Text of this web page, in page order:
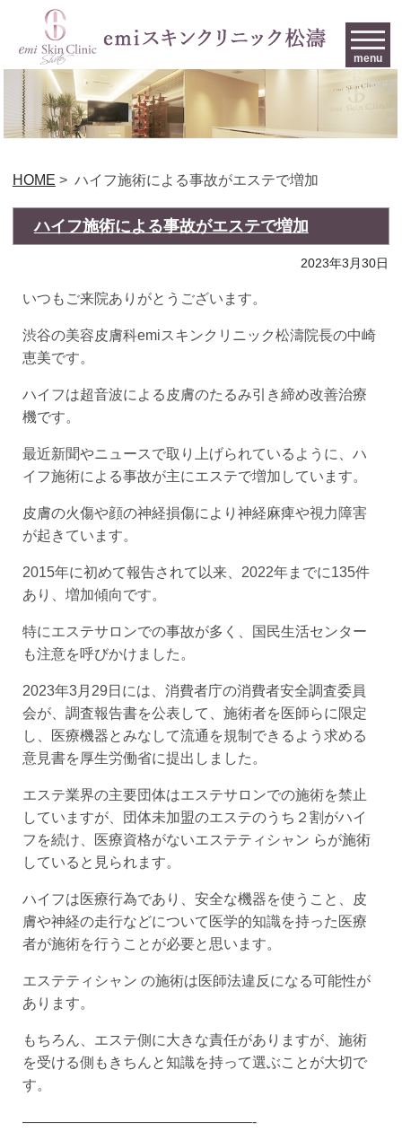
menu
HOME > ハイフ施術による事故がエステで増加
ハイフ施術による事故がエステで増加
2023年3月30日
いつもご来院ありがとうございます。
渋谷の美容皮膚科emiスキンクリニック松濤院長の中崎
恵美です。
ハイフは超音波による皮膚のたるみ引き締め改善治療
機です。
最近新聞やニュースで取り上げられているように、ハ
イフ施術による事故が主にエステで増加しています。
皮膚の火傷や顔の神経損傷により神経麻痺や視力障害
が起きています。
2015年に初めて報告されて以来、2022年までに135件
あり、増加傾向です。
特にエステサロンでの事故が多く、国民生活センター
も注意を呼びかけました。
2023年3月29日には、消費者庁の消費者安全調査委員
会が、調査報告書を公表して、施術者を医師らに限定
し、医療機器とみなして流通を規制できるよう求める
意見書を厚生労働省に提出しました。
エステ業界の主要団体はエステサロンでの施術を禁止
していますが、団体未加盟のエステのうち２割がハイ
フを続け、医療資格がないエステティシャン らが施術
していると見られます。
ハイフは医療行為であり、安全な機器を使うこと、皮
膚や神経の走行などについて医学的知識を持った医療
者が施術を行うことが必要と思います。
エステティシャン の施術は医師法違反になる可能性が
あります。
もちろん、エステ側に大きな責任がありますが、施術
を受ける側もきちんと知識を持って選ぶことが大切で
す。
————————————————-